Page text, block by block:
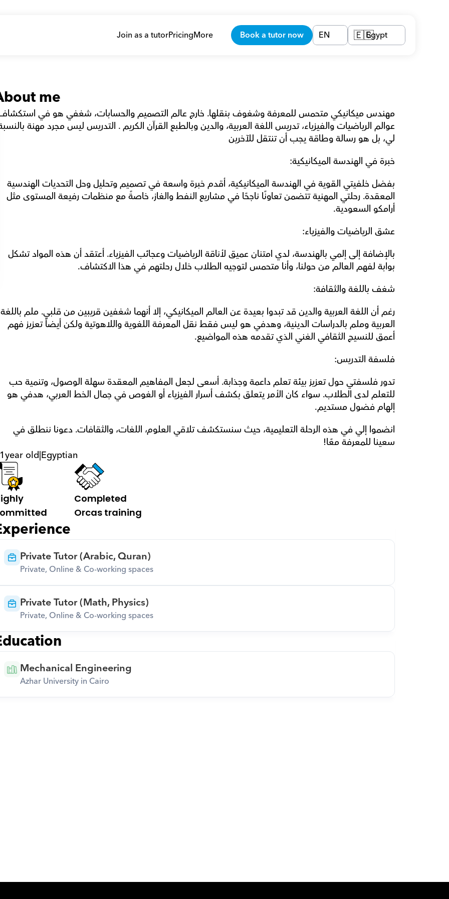
Join as a tutorPricingMore Book a tutor now EN 🇪🇬Egypt
me
لي، بل هو رسالة وطاقة يجب أن تنتقل للآخرين
خبرة في الهندسة الميكانيكية:
بفضل خلفيتي القوية في الهندسة الميكانيكية، أقدم خبرة واسعة في تصميم وتحليل وحل التحديات الهندسية
المعقدة. رحلتي المهنية تتضمن تعاونًا ناجحًا في مشاريع النفط والغاز، خاصةً مع منظمات رفيعة المستوى مثل
أرامكو السعودية.
عشق الرياضيات والفيزياء:
بالإضافة إلى إلمي بالهندسة، لدي امتنان عميق لأناقة الرياضيات وعجائب الفيزياء. أعتقد أن هذه المواد تشكل
بوابة لفهم العالم من حولنا، وأنا متحمس لتوجيه الطلاب خلال رحلتهم في هذا الاكتشاف.
شغف باللغة والثقافة:
رغم أن اللغة العربية والدين قد تبدوا بعيدة عن العالم الميكانيكي، إلا أنهما شغفين قريبين من قلبي. ملم باللغة
العربية وملم بالدراسات الدينية، وهدفي هو ليس فقط نقل المعرفة اللغوية واللاهوتية ولكن أيضاً تعزيز فهم
أعمق للنسيج الثقافي الغني الذي تقدمه هذه المواضيع.
فلسفة التدريس:
تدور فلسفتي حول تعزيز بيئة تعلم داعمة وجذابة. أسعى لجعل المفاهيم المعقدة سهلة الوصول، وتنمية حب
إلهام فضول مستديم.
انضموا إلي في هذه الرحلة التعليمية، حيث سنستكشف تلاقي العلوم، اللغات، والثقافات. دعونا ننطلق في
سعينا للمعرفة معًا!
year old|Egyptian
Completed
Orcas training
Private Tutor (Arabic, Quran)
Private, Online & Co-working spaces
Private Tutor (Math, Physics)
Private, Online & Co-working spaces
Mechanical Engineering
Azhar University in Cairo
Or call us on0221298869